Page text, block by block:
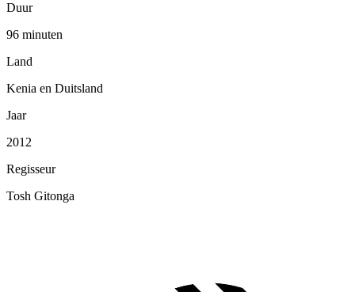
Duur
96 minuten
Land
Kenia en Duitsland
Jaar
2012
Regisseur
Tosh Gitonga